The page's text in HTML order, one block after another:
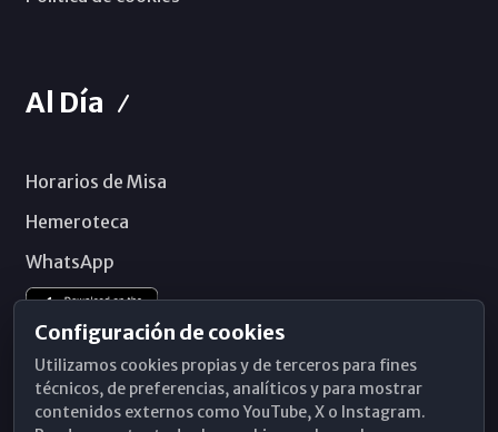
Al Día
Horarios de Misa
Hemeroteca
WhatsApp
Configuración de cookies
Utilizamos cookies propias y de terceros para fines
técnicos, de preferencias, analíticos y para mostrar
contenidos externos como YouTube, X o Instagram.